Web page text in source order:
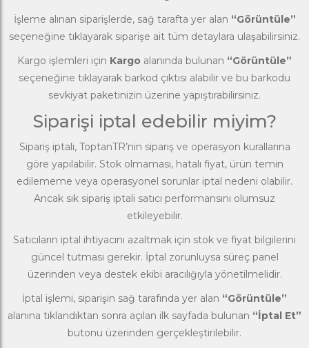
İşleme alınan siparişlerde, sağ tarafta yer alan “Görüntüle”
seçeneğine tıklayarak siparişe ait tüm detaylara ulaşabilirsiniz.
Kargo işlemleri için Kargo alanında bulunan “Görüntüle”
seçeneğine tıklayarak barkod çıktısı alabilir ve bu barkodu
sevkiyat paketinizin üzerine yapıştırabilirsiniz.
Siparişi iptal edebilir miyim?
Sipariş iptali, ToptanTR’nin sipariş ve operasyon kurallarına
göre yapılabilir. Stok olmaması, hatalı fiyat, ürün temin
edilememe veya operasyonel sorunlar iptal nedeni olabilir.
Ancak sık sipariş iptali satıcı performansını olumsuz
etkileyebilir.
Satıcıların iptal ihtiyacını azaltmak için stok ve fiyat bilgilerini
güncel tutması gerekir. İptal zorunluysa süreç panel
üzerinden veya destek ekibi aracılığıyla yönetilmelidir.
İptal işlemi, siparişin sağ tarafında yer alan “Görüntüle”
alanına tıklandıktan sonra açılan ilk sayfada bulunan “İptal Et”
butonu üzerinden gerçekleştirilebilir.